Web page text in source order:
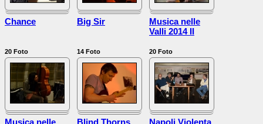
Chance
20 Foto
Big Sir
14 Foto
Musica nelle
Valli 2014 II
20 Foto
Musica nelle
Blind Thorns Napoli Violenta